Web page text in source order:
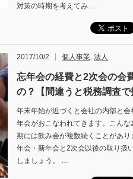
対策の時期を考えてみ…
2017/10/2 個人事業, 法人
忘年会の経費と2次会の会
の？【間違うと税務調査で
年末年始が近づくと会社の内部と
年会がおこなわれてきます。こん
期には飲み会が複数続くことがあ
年会・新年会と2次会以後の取り扱
しましょう。 …